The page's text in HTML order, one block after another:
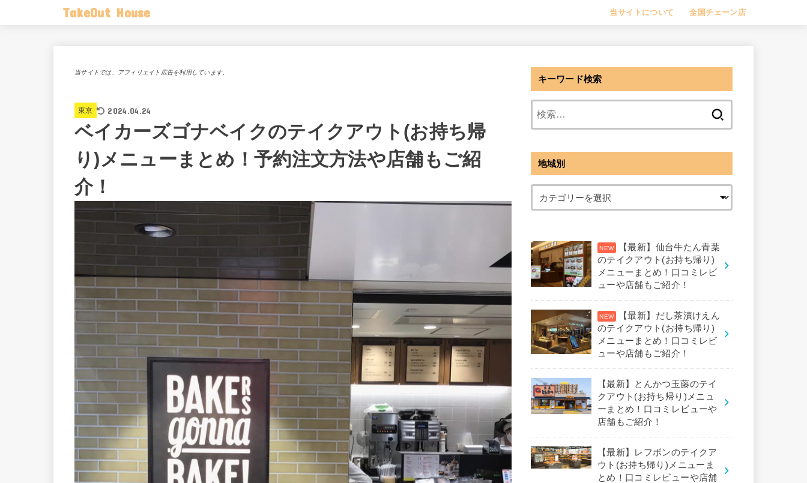
TakeOut House 当サイトについて 全国チェーン店
当サイトでは、アフィリエイト広告を利用しています。
東京 2024.04.24
ベイカーズゴナベイクのテイクアウト(お持ち帰
り)メニューまとめ！予約注文方法や店舗もご紹
介！
キーワード検索
地域別
【最新】仙台牛たん青葉
のテイクアウト(お持ち帰り)
メニューまとめ！口コミレビ
ューや店舗もご紹介！
【最新】だし茶漬けえん
のテイクアウト(お持ち帰り)
メニューまとめ！口コミレビ
ューや店舗もご紹介！
【最新】とんかつ玉藤のテイ
クアウト(お持ち帰り)メニュ
ーまとめ！口コミレビューや
店舗もご紹介！
【最新】レフボンのテイクア
ウト(お持ち帰り)メニューま
とめ！口コミレビューや店舗